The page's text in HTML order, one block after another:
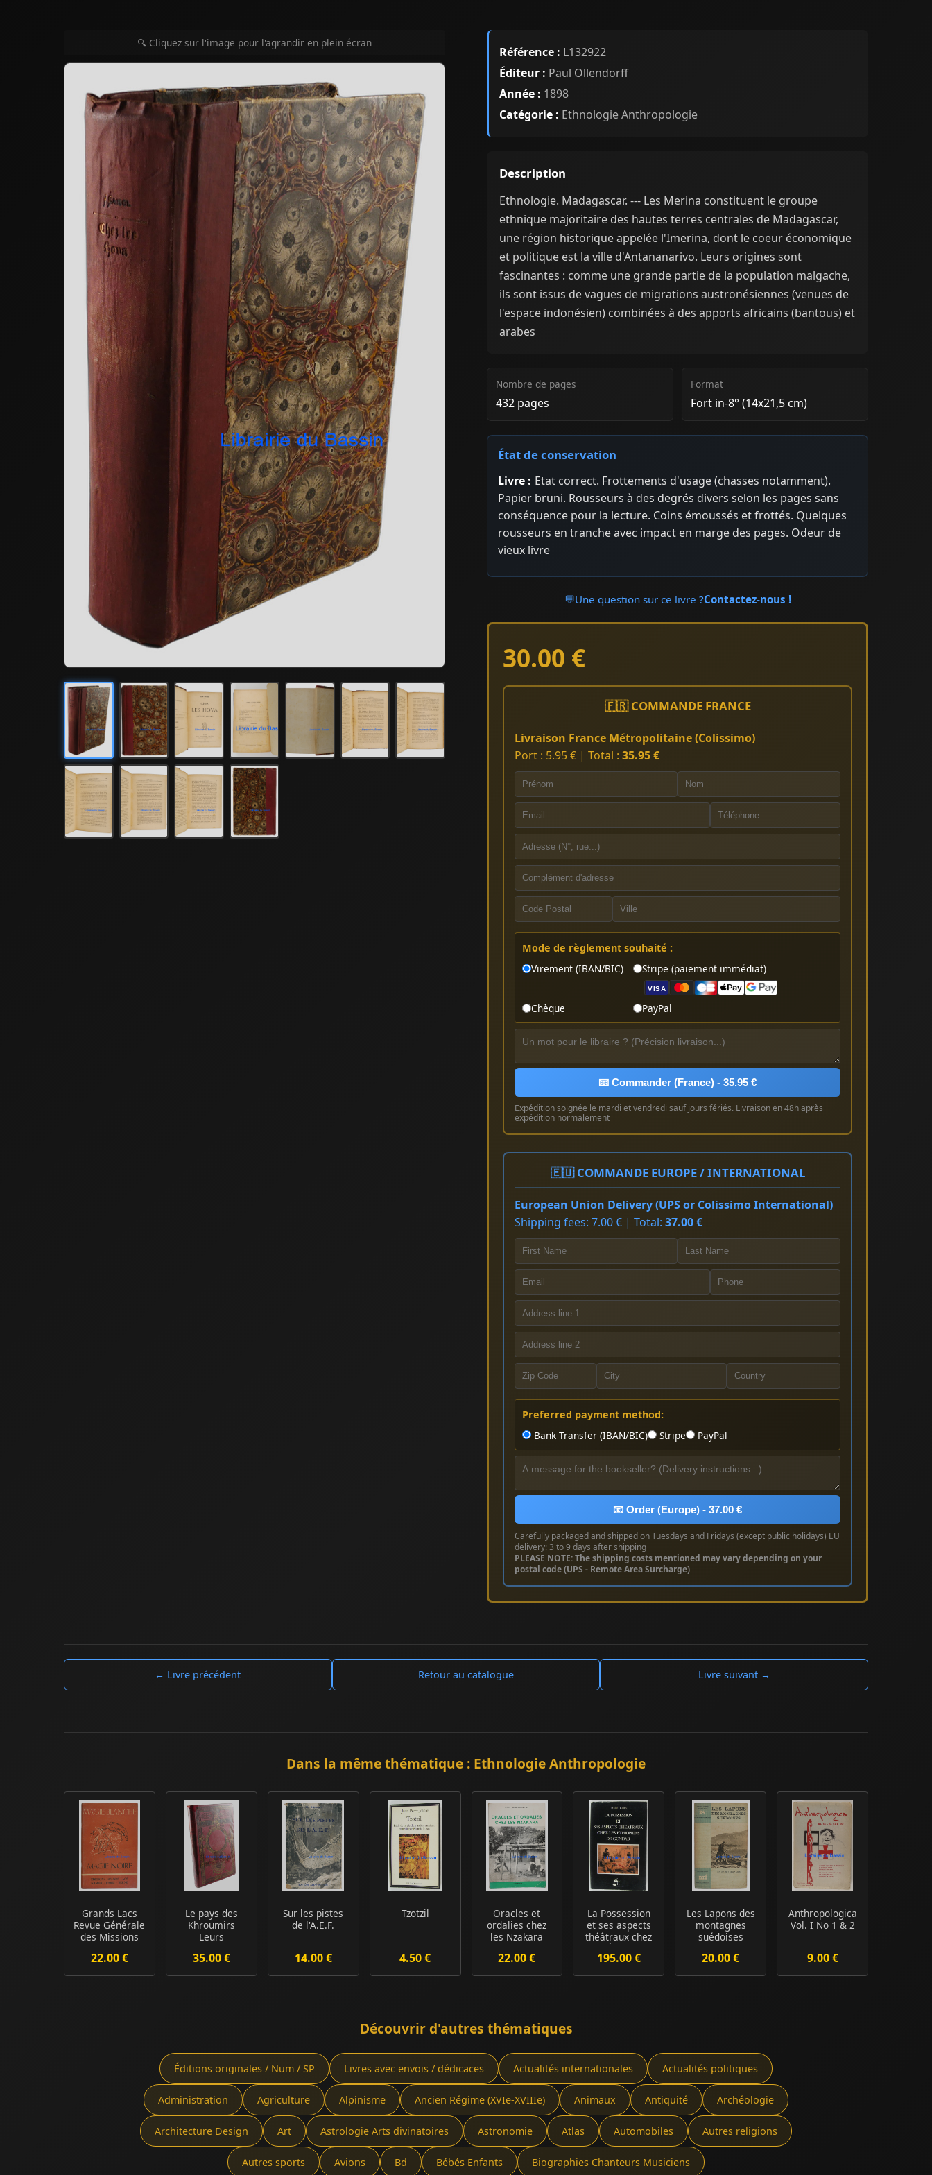
🔍 Cliquez sur l'image pour l'agrandir en plein écran
Référence : L132922
Éditeur : Paul Ollendorff
Année : 1898
Catégorie : Ethnologie Anthropologie
Description
Ethnologie. Madagascar. --- Les Merina constituent le groupe
ethnique majoritaire des hautes terres centrales de Madagascar,
une région historique appelée l'Imerina, dont le coeur économique
et politique est la ville d'Antananarivo. Leurs origines sont
fascinantes : comme une grande partie de la population malgache,
ils sont issus de vagues de migrations austronésiennes (venues de
l'espace indonésien) combinées à des apports africains (bantous) et
arabes
Nombre de pages
432 pages
Format
Fort in-8° (14x21,5 cm)
État de conservation
Livre : Etat correct. Frottements d'usage (chasses notamment).
Papier bruni. Rousseurs à des degrés divers selon les pages sans
conséquence pour la lecture. Coins émoussés et frottés. Quelques
rousseurs en tranche avec impact en marge des pages. Odeur de
vieux livre
💬Une question sur ce livre ?Contactez-nous !
30.00 €
🇫🇷 COMMANDE FRANCE
Livraison France Métropolitaine (Colissimo)
Port : 5.95 € | Total : 35.95 €
Mode de règlement souhaité :
Virement (IBAN/BIC)
Stripe (paiement immédiat)
VISA
Chèque PayPal
📧 Commander (France) - 35.95 €
Expédition soignée le mardi et vendredi sauf jours fériés. Livraison en 48h après
expédition normalement
🇪🇺 COMMANDE EUROPE / INTERNATIONAL
European Union Delivery (UPS or Colissimo International)
Shipping fees: 7.00 € | Total: 37.00 €
Preferred payment method:
Bank Transfer (IBAN/BIC)
Stripe PayPal
📧 Order (Europe) - 37.00 €
Carefully packaged and shipped on Tuesdays and Fridays (except public holidays) EU
delivery: 3 to 9 days after shipping
PLEASE NOTE: The shipping costs mentioned may vary depending on your
postal code (UPS - Remote Area Surcharge)
← Livre précédent Retour au catalogue Livre suivant →
Dans la même thématique : Ethnologie Anthropologie
Grands Lacs
Revue Générale
des Missions
Magie...
22.00 €
Le pays des
Khroumirs
Leurs
leurs
35.00 €
Sur les pistes
de l'A.E.F.
14.00 €
Tzotzil
4.50 €
Oracles et
ordalies chez
les Nzakara
22.00 €
La Possession
et ses aspects
théâtraux chez
les Éthiopi...
195.00 €
Les Lapons des
montagnes
suédoises
20.00 €
Anthropologica
Vol. I No 1 & 2
9.00 €
Découvrir d'autres thématiques
Éditions originales / Num / SP Livres avec envois / dédicaces Actualités internationales Actualités politiques
Administration Agriculture Alpinisme Ancien Régime (XVIe-XVIIIe) Animaux Antiquité Archéologie
Architecture Design Art Astrologie Arts divinatoires Astronomie Atlas Automobiles Autres religions
Autres sports Avions Bd Bébés Enfants Biographies Chanteurs Musiciens